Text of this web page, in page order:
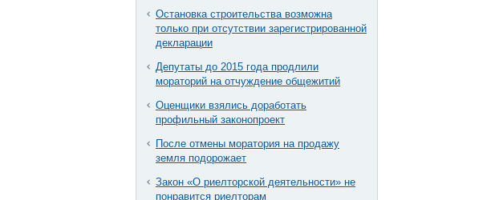
Остановка строительства возможна
только при отсутствии зарегистрированной
декларации
Депутаты до 2015 года продлили
мораторий на отчуждение общежитий
Оценщики взялись доработать
профильный законопроект
После отмены моратория на продажу
земля подорожает
Закон «О риелторской деятельности» не
понравится риелторам